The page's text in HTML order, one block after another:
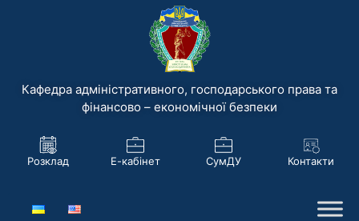
Кафедра адміністративного, господарського права та
фінансово – економічної безпеки
Розклад Е-кабінет СумДУ Контакти